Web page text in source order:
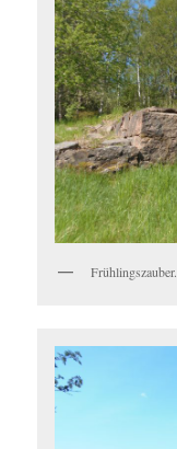
Frühlingszauber.